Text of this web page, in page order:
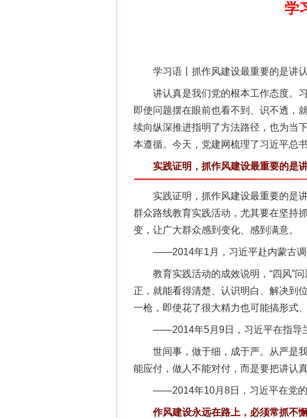
学
学习语丨抓作风建设最重要的是讲
讲认真是我们党的根本工作态度。习
即使问题摆在眼前也看不到、识不透，
续向纵深推进指明了方法路径，也为当
本遵循。今天，党建网梳理了习近平总
实践证明，抓作风建设最重要的是
实践证明，抓作风建设最重要的是讲
群众路线教育实践活动，尤其要在坚持
变，让广大群众感到变化、感到满意。
——2014年1月，习近平赴内蒙古调
教育实践活动的成效说明，“四风”问
正，就能看得清楚、认识明白、解决到
一枪，即使花了很大精力也可能搞形式、
——2014年5月9日，习近平在指导兰
世间事，做于细，成于严。从严是我
能应付，做人不能对付，而是要把讲认
——2014年10月8日，习近平在党的
作风建设永远在路上，必须常抓不